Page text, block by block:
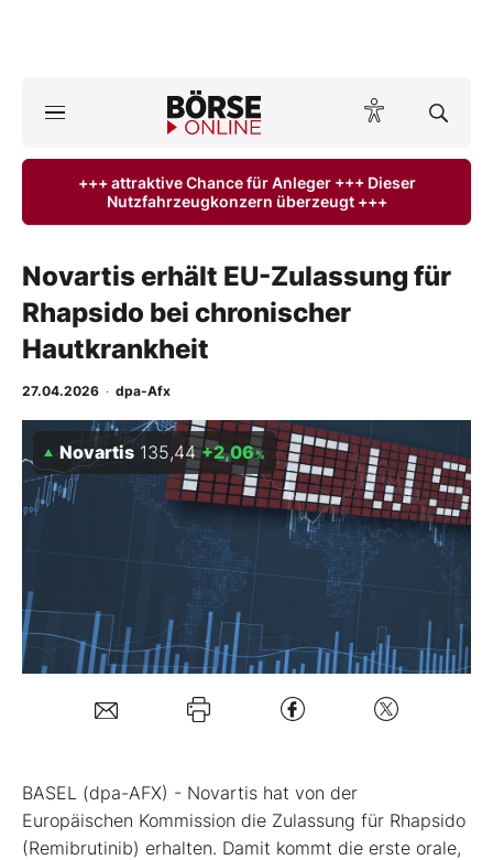
Anlageprodukte
Finanz-Check
Abo & Shop
Experten
Mein B:O
Mein Konto
Folgen Sie uns
Kontakt
+++ attraktive Chance für Anleger +++ Dieser
Nutzfahrzeugkonzern überzeugt +++
Novartis erhält EU-Zulassung für
Rhapsido bei chronischer
Hautkrankheit
27.04.2026 · dpa-Afx
Novartis 135,44 +2,06%
BASEL (dpa-AFX) - Novartis hat von der
Europäischen Kommission die Zulassung für Rhapsido
(Remibrutinib) erhalten. Damit kommt die erste orale,